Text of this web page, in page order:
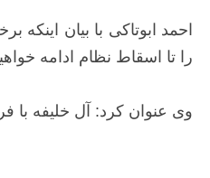
احمد ابوتاکی با بیان
را تا اسقاط نظام ادامه
وی عنوان کرد: آل خلیفه با